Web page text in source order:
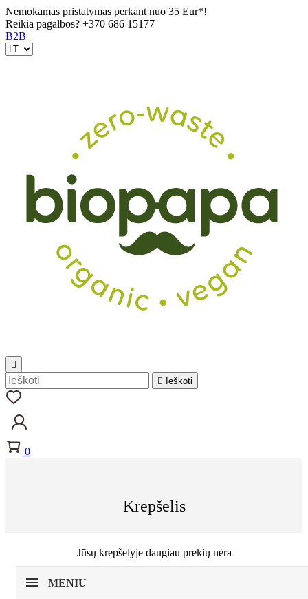
Nemokamas pristatymas perkant nuo 35 Eur*!
Reikia pagalbos? +370 686 15177
B2B


Ieškoti
0
Krepšelis
Jūsų krepšelyje daugiau prekių nėra
MENIU